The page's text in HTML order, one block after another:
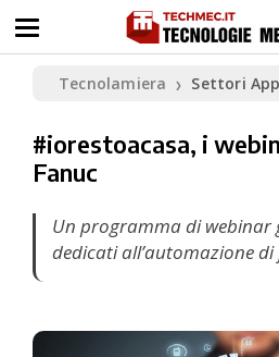
Tecnolamiera ❯ Settori
#iorestoacasa, i
Fanuc
Un programma di webinar
dedicati all’automazione